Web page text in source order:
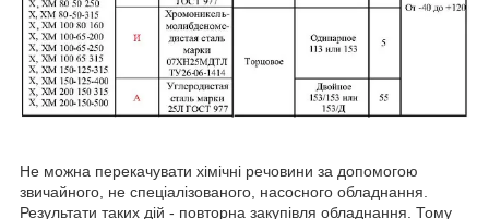
Не можна перекачувати хімічні речовини за допомогою
звичайного, не спеціалізованого, насосного обладнання.
Результати таких дій - повторна закупівля обладнання. Тому